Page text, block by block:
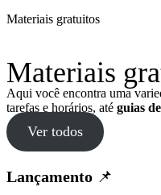
Materiais gratuitos
Materiais
Aqui você encontra uma
tarefas e horários, até guias
Ver todos
Lançamento 📌